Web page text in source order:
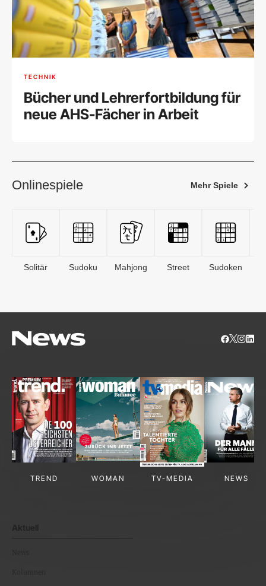
TECHNIK
Bücher und Lehrerfortbildung für
neue AHS-Fächer in Arbeit
Onlinespiele Mehr Spiele
Solitär Sudoku Mahjong Street Sudoken
TREND WOMAN TV-MEDIA NEWS